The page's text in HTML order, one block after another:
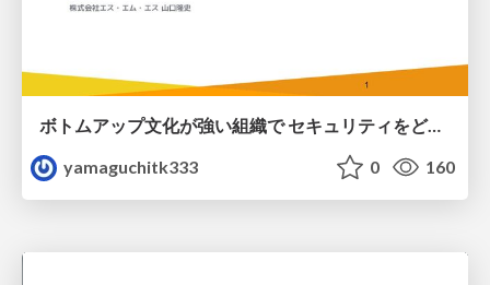
ボトムアップ文化が強い組織で セキュリティをどう根付かせていくかの現在進行形の話 / Making Security Stick in a Bottom-Up Organization
yamaguchitk333
0 160